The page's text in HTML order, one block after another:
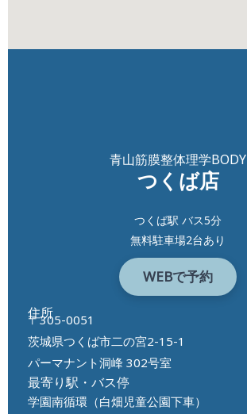
青山筋膜整体理学BODY
つくば店
つくば駅 バス5分
無料駐車場2台あり
WEBで予約
住所
〒305-0051
茨城県つくば市二の宮2-15-1
パーマナント洞峰 302号室
最寄り駅・バス停
学園南循環（白畑児童公園下車）